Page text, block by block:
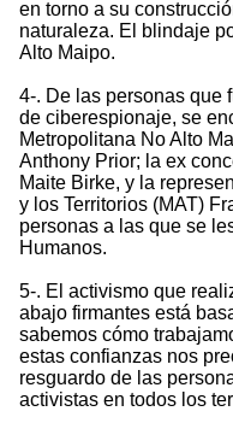
en torno a su
naturaleza. El blindaje
Alto Maipo.
4-. De las personas que
de ciberespionaje, se
Metropolitana No Alto
Anthony Prior; la ex
Maite Birke, y la
y los Territorios (MAT)
personas a las que se
Humanos.
5-. El activismo que
abajo firmantes está
sabemos cómo
estas confianzas nos
resguardo de las
activistas en todos los